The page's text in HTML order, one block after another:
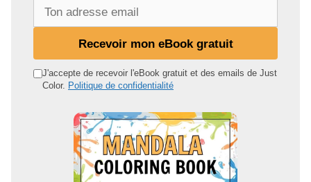
d
Recevoir mon eBook gratuit
J'accepte de recevoir l'eBook gratuit et des emails de Just
Color. Politique de confidentialité